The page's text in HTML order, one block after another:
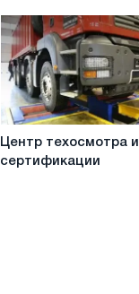
сервис
для
комфортных
поездок
Центр
техосмотра
Центр техосмотра и
сертификации